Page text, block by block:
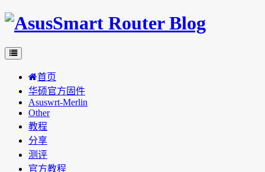
首页
华硕官方固件
Asuswrt-Merlin
Other
教程
分享
测评
官方教程